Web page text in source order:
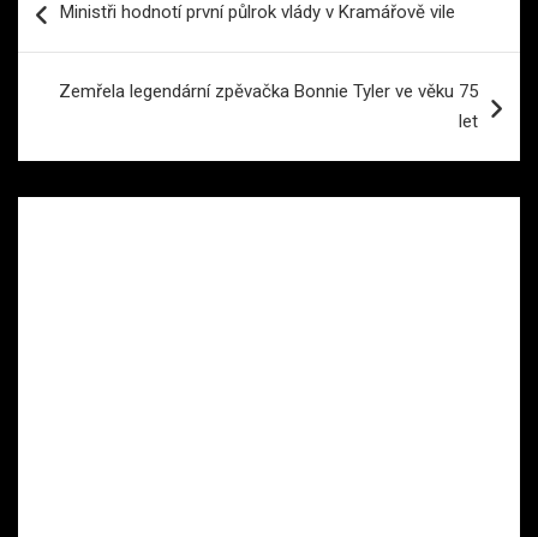
proMinistři hodnotí první půlrok vlády v Kramářově vile
Zemřela legendární zpěvačka Bonnie Tyler ve věku 75
let